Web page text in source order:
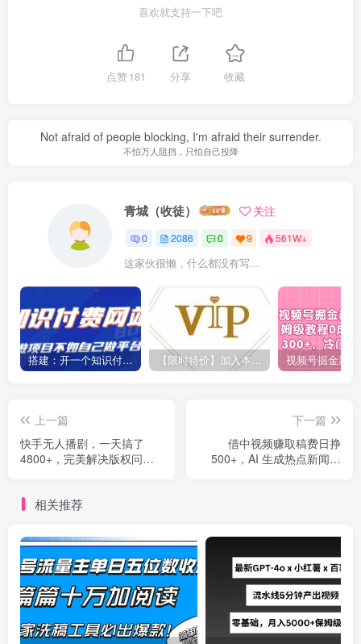
喜欢就支持一下吧
点赞181 分享 收藏
Not afraid of people blocking, I'm afraid their surrender.
不怕万人阻挡，只怕自己投降
青城（收徒） 关注
0 2086 0 9 561W+
这家伙很懒，什么都没有写...
搭建：开一个知识付费资源网站，24小时全自动赚钱！ 【限时特价】加入本站VIP会员，海量最新各大团队网赚内部教程全免费，每天持续更新！
上一篇
快手无人播剧，一天搞了
4800+，完美解决版权问
下一篇
借中视频赚取稿费日挣
500+，AI 生成热点新闻视
相关推荐